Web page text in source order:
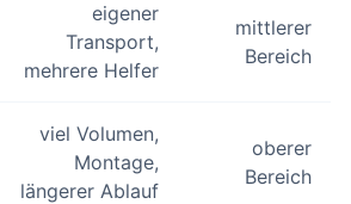
eigener
Transport,
mehrere Helfer
mittlerer
Bereich
viel Volumen,
Montage,
längerer Ablauf
oberer
Bereich